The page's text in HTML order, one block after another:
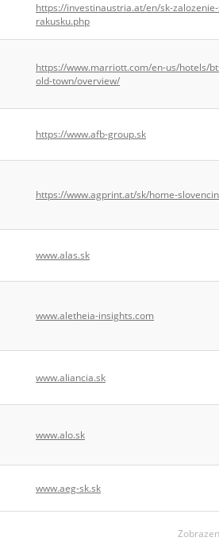
https://investinaustria.at/en/sk-
rakusku.php
https://www.marriott.com/en-us/hotels/
old-town/overview/
https://www.afb-group.sk
https://www.agprint.at/sk/home-
www.alas.sk
www.aletheia-insights.com
www.aliancia.sk
www.alo.sk
www.aeg-sk.sk